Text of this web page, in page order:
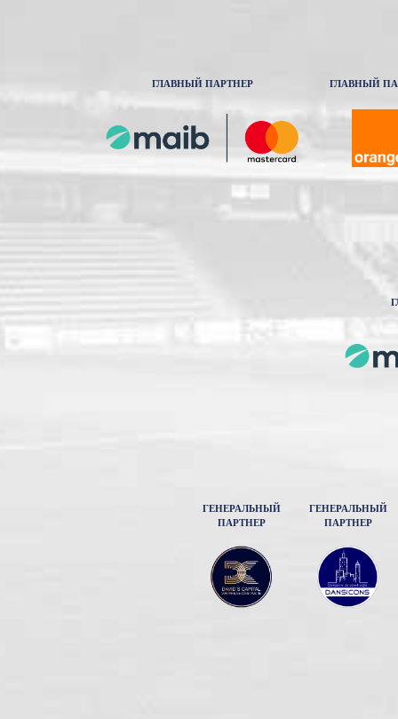
ГЛАВНЫЙ ПАРТНЕР ГЛАВНЫЙ
ГЕНЕРАЛЬНЫЙ
ПАРТНЕР
ГЕНЕРАЛЬНЫЙ
ПАРТНЕР